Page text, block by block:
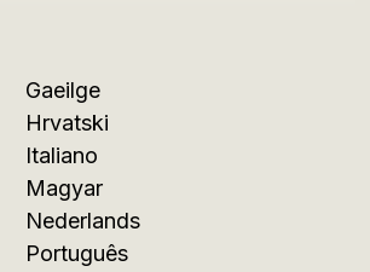
Gaeilge
Hrvatski
Italiano
Magyar
Nederlands
Português